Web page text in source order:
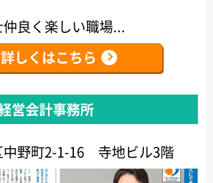
良く楽しい職場...
詳しくはこちら
営会計事務所
中野町2-1-16 寺地ビル3階